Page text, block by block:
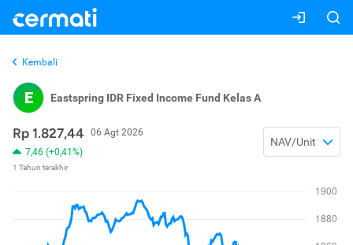
Kembali
E Eastspring IDR Fixed Income Fund Kelas A
Rp 1.827,44 06 Agt 2026
7,46 (+0,41%)
1 Tahun terakhir
NAV/Unit